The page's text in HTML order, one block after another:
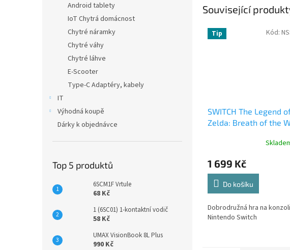
Android tablety
IoT Chytrá domácnost
Chytré náramky
Chytré váhy
Chytré láhve
E-Scooter
Type-C Adaptéry, kabely
IT
Výhodná koupě
Dárky k objednávce
Top 5 produktů
6SCM1F Vrtule
68 Kč
1 (6SC01) 1-kontaktní vodič
58 Kč
UMAX VisionBook 8L Plus
990 Kč
Související
Tip
SWITCH The Legend
Zelda: Breath of the
1 699 Kč
Do košíku
Dobrodružná hra na konzoli
Nintendo Switch
Kód: